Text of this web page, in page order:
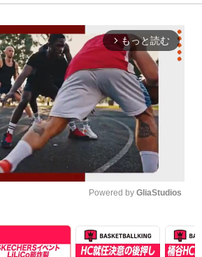
arrow_forward_ios もっと読む
Powered by GliaStudios